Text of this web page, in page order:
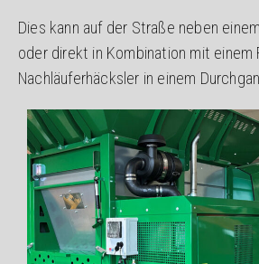
Dies kann auf der Straße neben
oder direkt in Kombination mit einem
Nachläuferhäcksler in einem